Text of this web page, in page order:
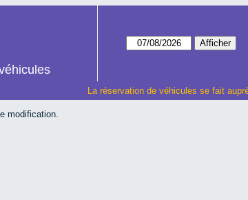
La réservation de véhicules se fait
modification.